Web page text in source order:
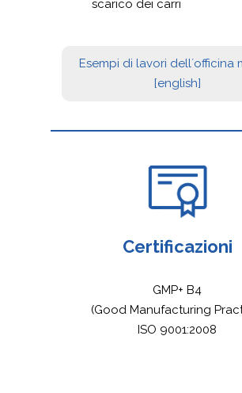
scarico dei carri
Esempi di lavori dell´officina
[english]
Certificazioni
GMP+ B4
(Good Manufacturing
ISO 9001:2008